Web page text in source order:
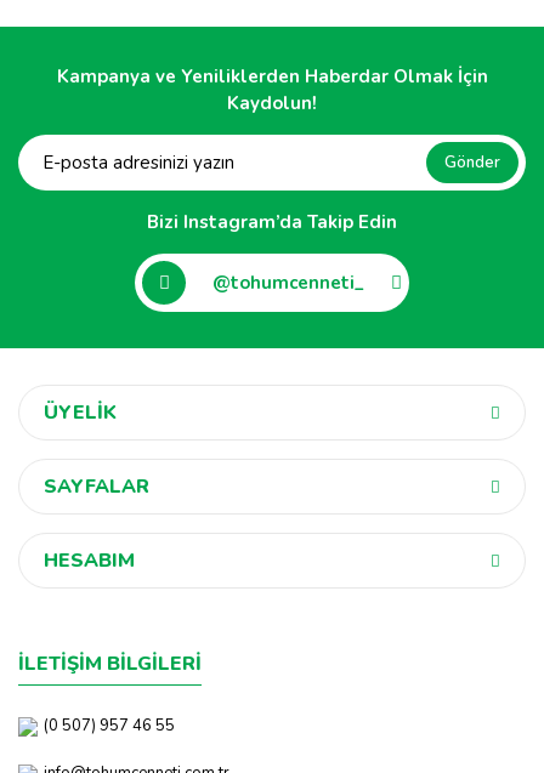
Kampanya ve Yeniliklerden Haberdar Olmak İçin
Kaydolun!
Gönder
Bizi Instagram’da Takip Edin
@tohumcenneti_
ÜYELİK
SAYFALAR
HESABIM
İLETİŞİM BİLGİLERİ
(0 507) 957 46 55